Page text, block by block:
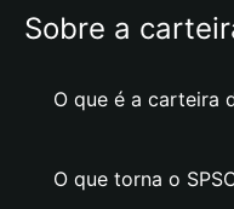
Sobre a
O que é a carteira
O que torna o